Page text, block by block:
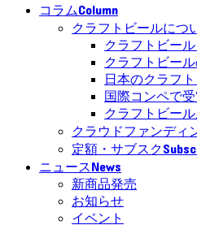
コラムColumn
クラフトビールにつ
クラフトビー
クラフトビー
日本のクラフ
国際コンペで
クラフトビー
クラウドファンディ
定額・サブスク
ニュースNews
新商品発売
お知らせ
イベント